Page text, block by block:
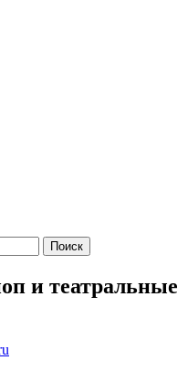
и театральные